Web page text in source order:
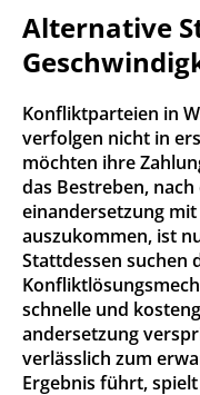
Alternative
Konfliktparteien in
verfolgen nicht in
möchten ihre
das Bestreben,
einandersetzung
auszukommen, ist
Stattdessen suchen
schnelle und
andersetzung
verlässlich zum
Ergebnis führt,